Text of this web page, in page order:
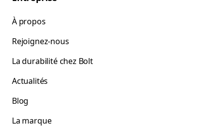
À propos
Rejoignez-nous
La durabilité chez Bolt
Actualités
Blog
La marque